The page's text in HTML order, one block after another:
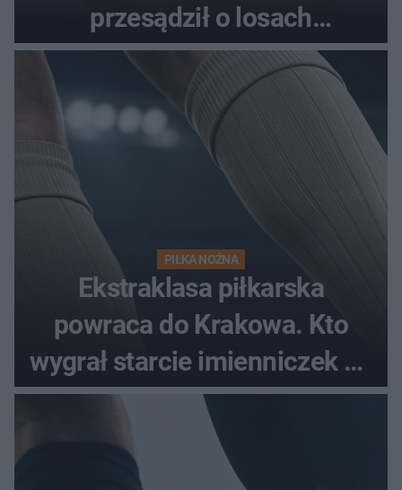
przesądził o losach
spotkania?
PIŁKA NOŻNA
Ekstraklasa piłkarska
powraca do Krakowa. Kto
wygrał starcie imienniczek na
pełnym stadionie